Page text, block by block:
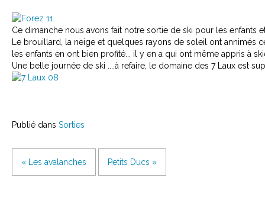
Ce dimanche nous avons fait notre sortie de ski pour les enfants
Le brouillard, la neige et quelques rayons de soleil ont annimés
les enfants en ont bien profité... il y en a qui ont même appris à
Une belle journée de ski ....à refaire, le domaine des 7 Laux est
Publié dans Sorties
« Les avalanches Petits Ducs »